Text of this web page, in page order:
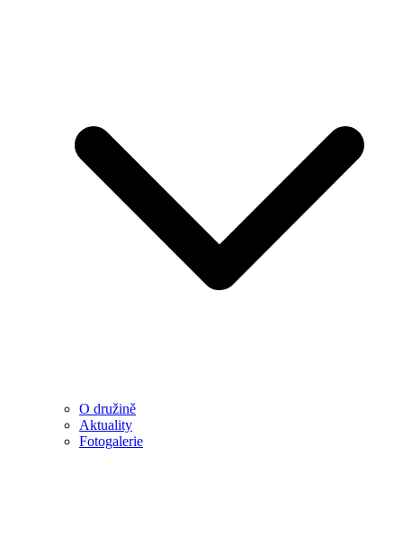
O družině
Aktuality
Fotogalerie